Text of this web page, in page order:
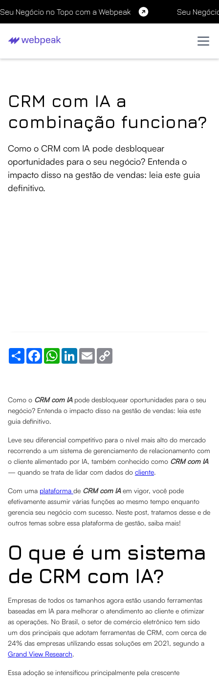
Seu Negócio no Topo com a Webpeak Seu
CRM com IA a
combinação funciona?
Como o CRM com IA pode desbloquear
oportunidades para o seu negócio? Entenda o
impacto disso na gestão de vendas: leia este guia
definitivo.
Share FacebookWhatsApp
LinkedInEmail
Como o CRM com IApode desbloquear oportunidades para o seu
negócio? Entenda o impacto disso na gestão de vendas: leia este
guia definitivo.
Leve seu diferencial competitivo para o nível mais alto do mercado
recorrendo a um sistema de gerenciamento de relacionamento com
o cliente alimentado por IA, também conhecido como CRM com IA
— quando se trata de lidar com dados do cliente.
Com uma plataforma de CRM com IAem vigor, você pode
efetivamente assumir várias funções ao mesmo tempo enquanto
gerencia seu negócio com sucesso. Neste post, tratamos desse e de
outros temas sobre essa plataforma de gestão, saiba mais!
O que é um sistema
de CRM com IA?
Empresas de todos os tamanhos agora estão usando ferramentas
baseadas em IA para melhorar o atendimento ao cliente e otimizar
as operações. No Brasil, o setor de comércio eletrônico tem sido
um dos principais que adotam ferramentas de CRM, com cerca de
24% das empresas utilizando essas soluções em 2021, segundo a
Grand View Research.
Essa adoção se intensificou principalmente pela crescente